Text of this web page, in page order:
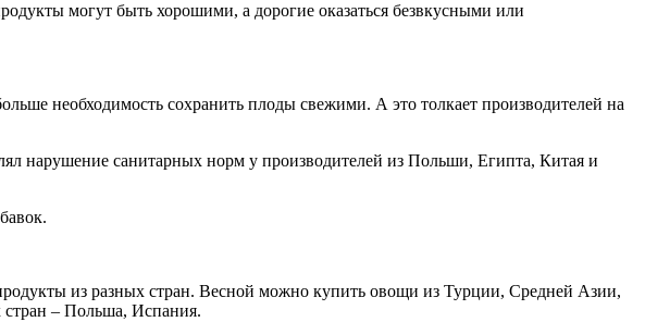
могут быть хорошими, а дорогие оказаться безвкусными или
необходимость сохранить плоды свежими. А это толкает производителей на
нарушение санитарных норм у производителей из Польши, Египта, Китая и
из разных стран. Весной можно купить овощи из Турции, Средней Азии,
стран – Польша, Испания.